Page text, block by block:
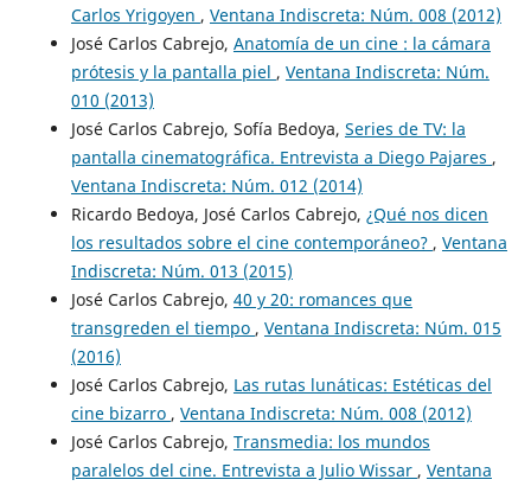
Carlos Yrigoyen , Ventana Indiscreta: Núm. 008 (2012)
José Carlos Cabrejo, Anatomía de un cine : la cámara
prótesis y la pantalla piel , Ventana Indiscreta: Núm.
010 (2013)
José Carlos Cabrejo, Sofía Bedoya, Series de TV: la
pantalla cinematográfica. Entrevista a Diego Pajares ,
Ventana Indiscreta: Núm. 012 (2014)
Ricardo Bedoya, José Carlos Cabrejo, ¿Qué nos dicen
los resultados sobre el cine contemporáneo? , Ventana
Indiscreta: Núm. 013 (2015)
José Carlos Cabrejo, 40 y 20: romances que
transgreden el tiempo , Ventana Indiscreta: Núm. 015
(2016)
José Carlos Cabrejo, Las rutas lunáticas: Estéticas del
cine bizarro , Ventana Indiscreta: Núm. 008 (2012)
José Carlos Cabrejo, Transmedia: los mundos
paralelos del cine. Entrevista a Julio Wissar , Ventana